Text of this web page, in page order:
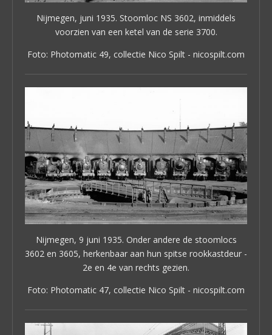
Nijmegen, juni 1935. Stoomloc NS 3602, inmiddels
voorzien van een ketel van de serie 3700.
Foto: Photomatic 49, collectie Nico Spilt - nicospilt.com
Nijmegen, 9 juni 1935. Onder andere de stoomlocs
3602 en 3605, herkenbaar aan hun spitse rookkastdeur -
2e en 4e van rechts gezien.
Foto: Photomatic 47, collectie Nico Spilt - nicospilt.com